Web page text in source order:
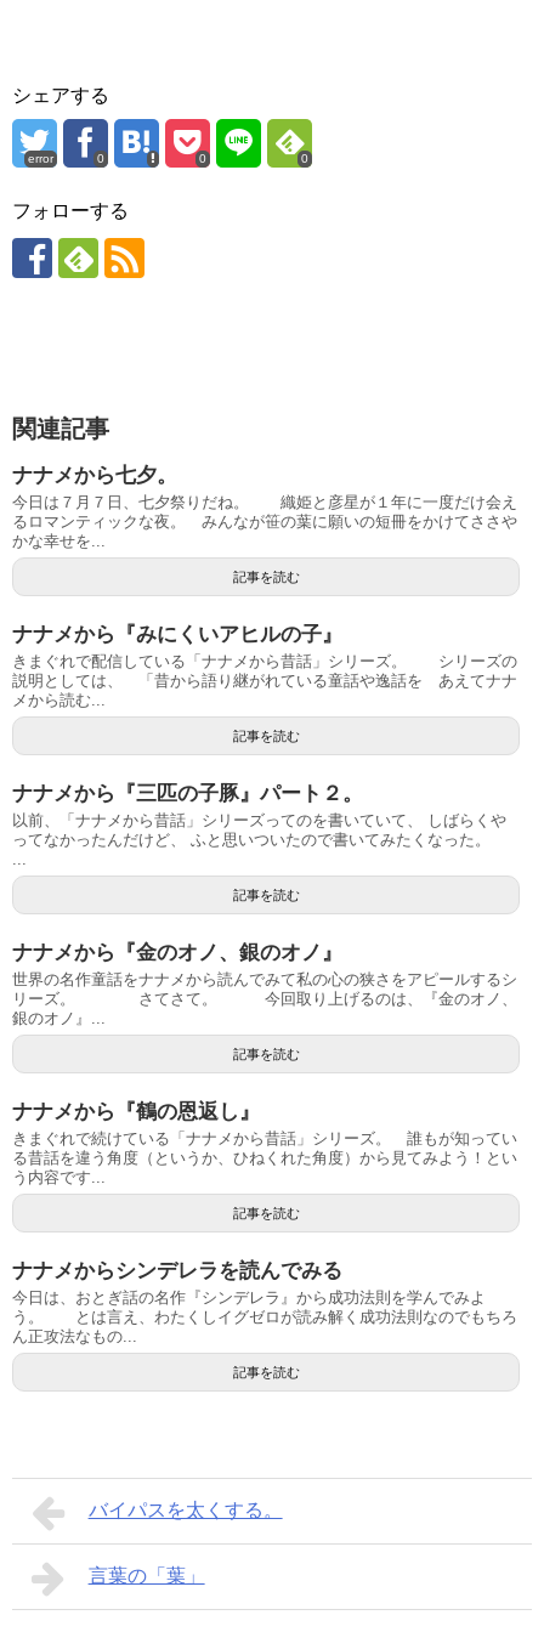
シェアする
error 0 0 0
フォローする
関連記事
ナナメから七夕。
今日は７月７日、七夕祭りだね。 織姫と彦星が１年に一度だけ会え
るロマンティックな夜。 みんなが笹の葉に願いの短冊をかけてささや
かな幸せを...
記事を読む
ナナメから『みにくいアヒルの子』
きまぐれで配信している「ナナメから昔話」シリーズ。 シリーズの
説明としては、 「昔から語り継がれている童話や逸話を あえてナナ
メから読む...
記事を読む
ナナメから『三匹の子豚』パート２。
以前、「ナナメから昔話」シリーズってのを書いていて、 しばらくや
ってなかったんだけど、 ふと思いついたので書いてみたくなった。
...
記事を読む
ナナメから『金のオノ、銀のオノ』
世界の名作童話をナナメから読んでみて私の心の狭さをアピールするシ
リーズ。 さてさて。 今回取り上げるのは、『金のオノ、
銀のオノ』...
記事を読む
ナナメから『鶴の恩返し』
きまぐれで続けている「ナナメから昔話」シリーズ。 誰もが知ってい
る昔話を違う角度（というか、ひねくれた角度）から見てみよう！とい
う内容です...
記事を読む
ナナメからシンデレラを読んでみる
今日は、おとぎ話の名作『シンデレラ』から成功法則を学んでみよ
う。 とは言え、わたくしイグゼロが読み解く成功法則なのでもちろ
ん正攻法なもの...
記事を読む
バイパスを太くする。
言葉の「葉」